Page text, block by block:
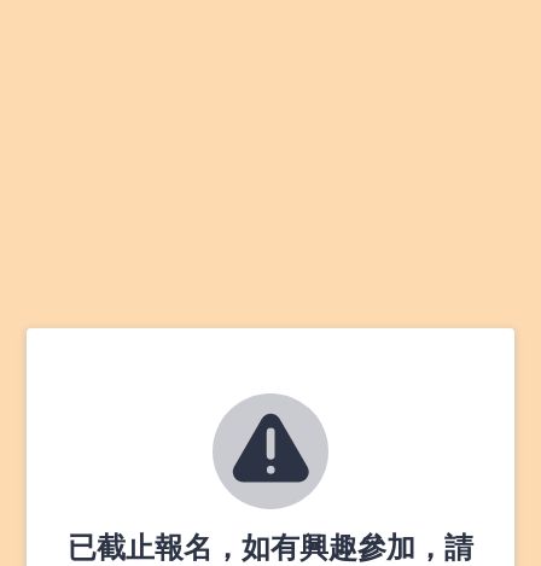
已截止報名，如有興趣參加，請